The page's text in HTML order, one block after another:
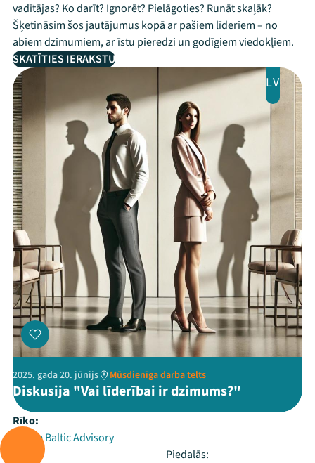
vadītājas? Ko darīt? Ignorēt? Pielāgoties? Runāt skaļāk?
Šķetināsim šos jautājumus kopā ar pašiem līderiem – no
abiem dzimumiem, ar īstu pieredzi un godīgiem viedokļiem.
SKATĪTIES IERAKSTU
LV
2025. gada 20. jūnijs Mūsdienīga darba telts
Diskusija "Vai līderībai ir dzimums?"
Rīko:
Figure Baltic Advisory
Piedalās: